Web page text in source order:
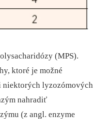
(MPS).
ktoré je možné
niektorých lyzozómových
nahradiť
(z angl. enzyme